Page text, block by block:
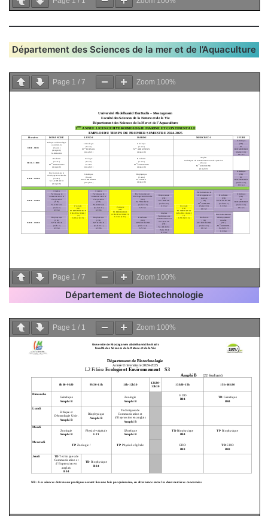
Département des Sciences de la mer et de l’Aquaculture
Page 1 / 7 Zoom 100%
Page 1 / 7 Zoom 100%
Département de Biotechnologie
Page 1 / 1 Zoom 100%